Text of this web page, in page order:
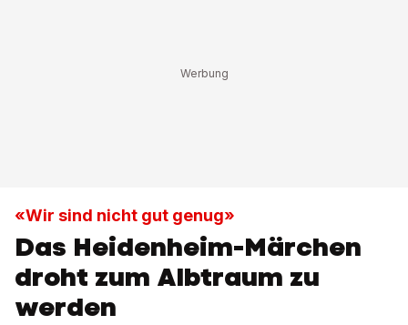
«Wir sind nicht gut genug»
Das Heidenheim-Märchen
droht zum Albtraum zu
werden